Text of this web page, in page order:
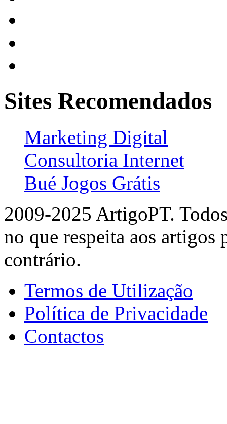
Sites Recomendados
Marketing Digital
Consultoria Internet
Bué Jogos Grátis
2009-2025 ArtigoPT.
no que respeita aos artigos
contrário.
Termos de Utilização
Política de Privacidade
Contactos